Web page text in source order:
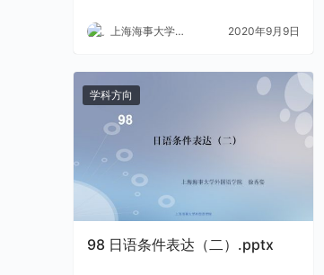
上海海事大学外语 2020年9月9日
学科方向
98 日语条件表达（二）.pptx